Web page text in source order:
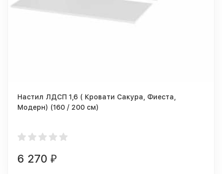
Настил ЛДСП 1,6 ( Кровати Сакура, Фиеста,
Модерн) (160 / 200 см)
6 270 ₽